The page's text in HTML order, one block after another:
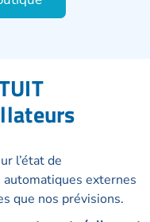
l’état de
externes
que nos prévisions.